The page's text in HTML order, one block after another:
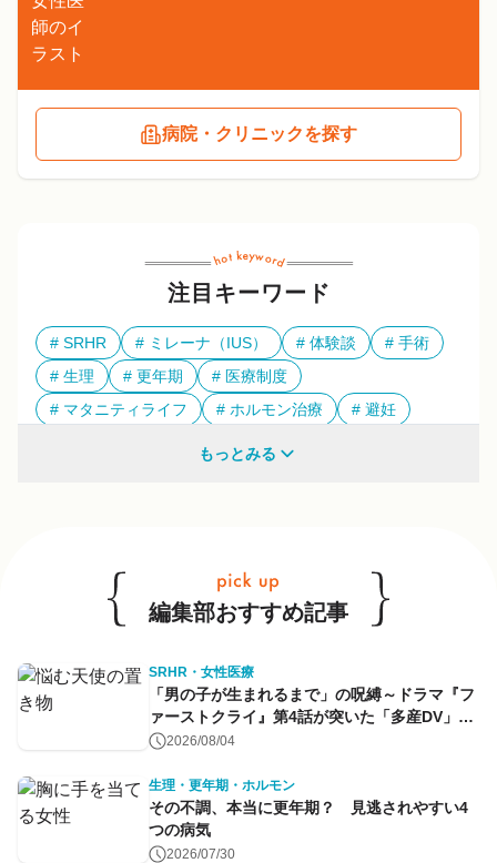
病院・クリニックを探す
注目キーワード
SRHR ミレーナ（IUS） 体験談
手術
生理
更年期
医療制度
マタニティライフ
ホルモン治療
避妊
もっとみる
編集部おすすめ記事
SRHR・女性医療
「男の子が生まれるまで」の呪縛～ドラマ『フ
ァーストクライ』第4話が突いた「多産DV」と
命のコントロール～
2026/08/04
生理・更年期・ホルモン
その不調、本当に更年期？ 見逃されやすい4
つの病気
2026/07/30